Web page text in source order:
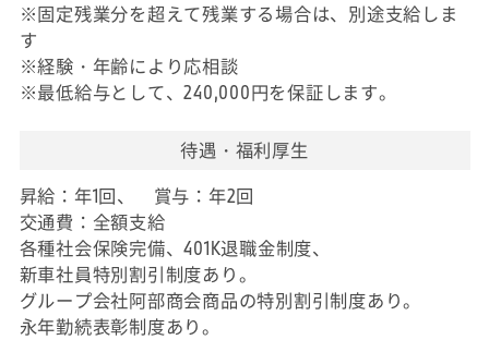
※固定残業分を超えて残業する場合は、別途支給しま
す
※経験・年齢により応相談
※最低給与として、240,000円を保証します。
待遇・福利厚生
昇給：年1回、 賞与：年2回
交通費：全額支給
各種社会保険完備、401K退職金制度、
新車社員特別割引制度あり。
グループ会社阿部商会商品の特別割引制度あり。
永年勤続表彰制度あり。